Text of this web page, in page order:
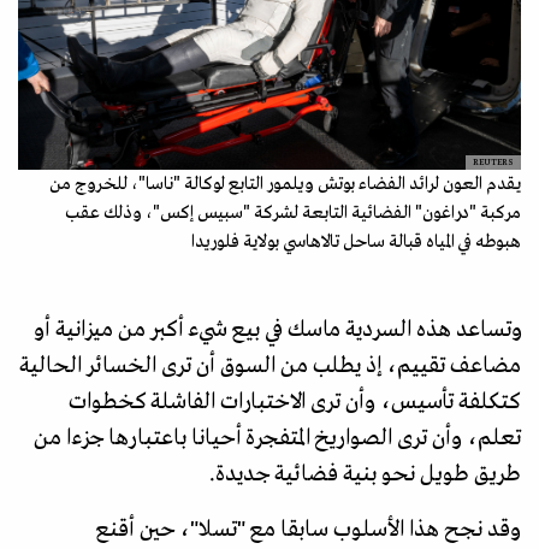
REUTERS
يقدم العون لرائد الفضاء بوتش ويلمور التابع لوكالة "ناسا"، للخروج من
مركبة "دراغون" الفضائية التابعة لشركة "سبيس إكس"، وذلك عقب
هبوطه في المياه قبالة ساحل تالاهاسي بولاية فلوريدا
وتساعد هذه السردية ماسك في بيع شيء أكبر من ميزانية أو
مضاعف تقييم، إذ يطلب من السوق أن ترى الخسائر الحالية
كتكلفة تأسيس، وأن ترى الاختبارات الفاشلة كخطوات
تعلم، وأن ترى الصواريخ المتفجرة أحيانا باعتبارها جزءا من
طريق طويل نحو بنية فضائية جديدة.
وقد نجح هذا الأسلوب سابقا مع "تسلا"، حين أقنع